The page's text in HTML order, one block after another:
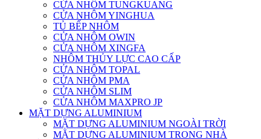
CỬA NHÔM TUNGKUANG
CỬA NHÔM YINGHUA
TỦ BẾP NHÔM
CỬA NHÔM OWIN
CỬA NHÔM XINGFA
NHÔM THỦY LỰC CAO CẤP
CỬA NHÔM TOPAL
CỬA NHÔM PMA
CỬA NHÔM SLIM
CỬA NHÔM MAXPRO JP
MẶT DỰNG ALUMINIUM
MẶT DỰNG ALUMINIUM NGOÀI TRỜI
MẶT DỰNG ALUMINIUM TRONG NHÀ